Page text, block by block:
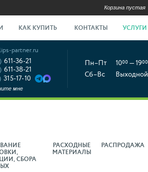
Корзина пустая
КАК КУПИТЬ КОНТАКТЫ УСЛУГИ
partner.ru
611-36-21
611-38-21
315-17-10
мне
Пн–Пт 1000 — 1900
Сб–Вс Выходной
СБОРА
РАСХОДНЫЕ
МАТЕРИАЛЫ
РАСПРОДАЖА